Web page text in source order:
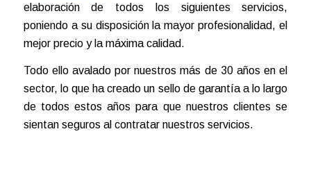
elaboración de todos los siguientes servicios,
poniendo a su disposición la mayor profesionalidad, el
mejor precio y la máxima calidad.
Todo ello avalado por nuestros más de 30 años en el
sector, lo que ha creado un sello de garantía a lo largo
de todos estos años para que nuestros clientes se
sientan seguros al contratar nuestros servicios.